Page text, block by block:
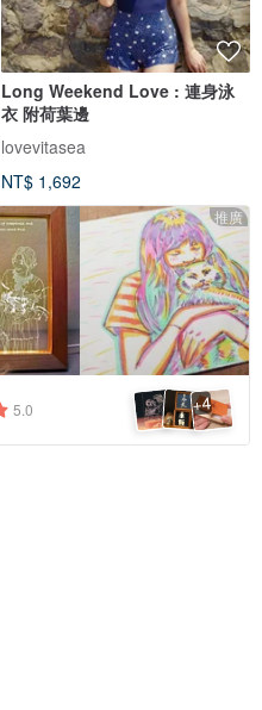
Long Weekend Love : 連身泳
衣 附荷葉邊
lovevitasea
NT$ 1,692
推廣
5.0 +4